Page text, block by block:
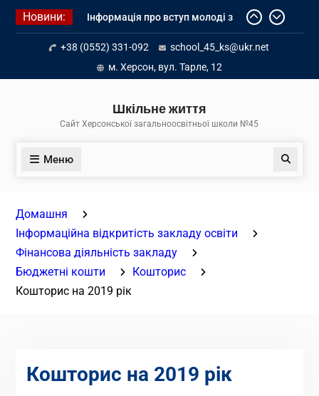
Перейти
Новини:
Інформація про вступ молоді з
тимчасово окупованих територій
до українських закладів освіти
Літнє оздоровлення у Німеччині
Діалог з бізнесом
+38 (0552) 331-092
school_45_ks@ukr.net
м. Херсон, вул. Тарле, 12
Шкільне життя
Сайт Херсонської загальноосвітньої школи №45
Меню Пошук
Домашня
Інформаційна відкритість закладу освіти
Фінансова діяльність закладу
Бюджетні кошти
Кошторис
Кошторис на 2019 рік
Кошторис на 2019 рік